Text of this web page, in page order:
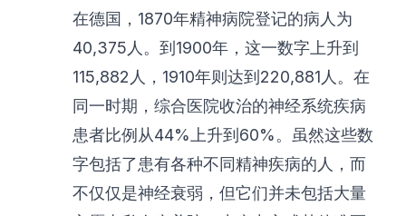
在德国，1870年精神病院登记的病人为
40,375人。到1900年，这一数字上升到
115,882人，1910年则达到220,881人。在
同一时期，综合医院收治的神经系统疾病
患者比例从44%上升到60%。虽然这些数
字包括了患有各种不同精神疾病的人，而
不仅仅是神经衰弱，但它们并未包括大量